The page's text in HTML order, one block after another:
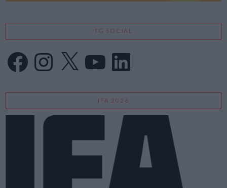
TG SOCIAL
FacebookInstagram
X LinkedIn
IFA 2026